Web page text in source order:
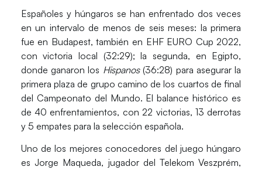
Españoles y húngaros se han enfrentado dos veces
en un intervalo de menos de seis meses: la primera
fue en Budapest, también en EHF EURO Cup 2022,
con victoria local (32:29); la segunda, en Egipto,
donde ganaron los Hispanos(36:28) para asegurar la
primera plaza de grupo camino de los cuartos de final
del Campeonato del Mundo. El balance histórico es
de 40 enfrentamientos, con 22 victorias, 13 derrotas
y 5 empates para la selección española.
Uno de los mejores conocedores del juego húngaro
esJorge Maqueda, jugador del Telekom Veszprém,